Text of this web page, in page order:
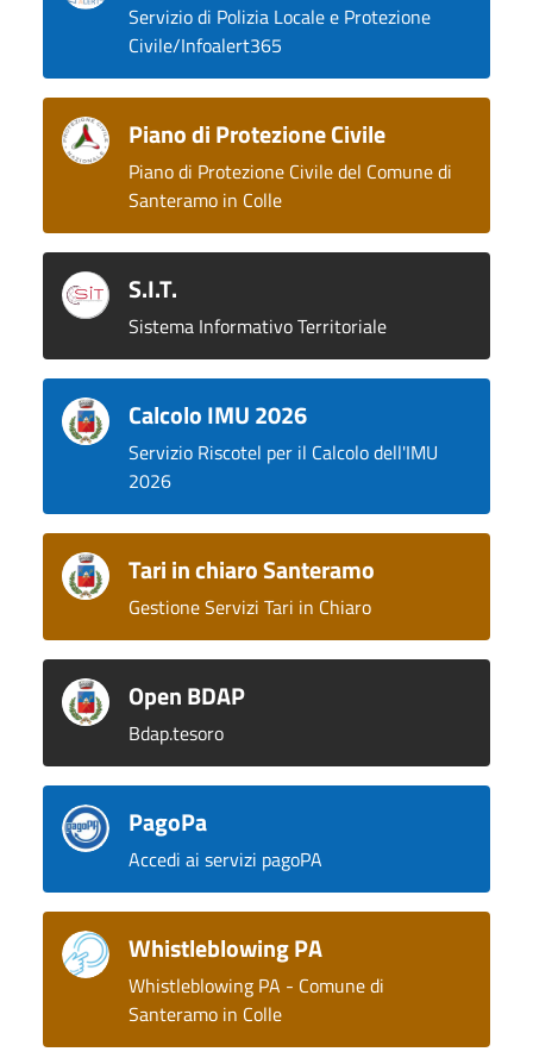
Servizio di Polizia Locale e Protezione
Civile/Infoalert365
Piano di Protezione Civile
Piano di Protezione Civile del Comune di
Santeramo in Colle
S.I.T.
Sistema Informativo Territoriale
Calcolo IMU 2026
Servizio Riscotel per il Calcolo dell'IMU
2026
Tari in chiaro Santeramo
Gestione Servizi Tari in Chiaro
Open BDAP
Bdap.tesoro
PagoPa
Accedi ai servizi pagoPA
Whistleblowing PA
Whistleblowing PA - Comune di
Santeramo in Colle